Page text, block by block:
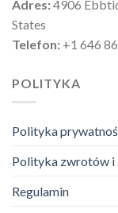
Adres:4906
States
Telefon: +1 646
POLITYKA
Polityka
Polityka zwrotów
Regulamin